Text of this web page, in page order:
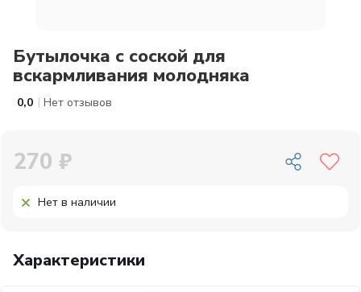
Бутылочка с соской для
вскармливания молодняка
0,0 | Нет отзывов
Характеристики
270 ₽
Нет в наличии